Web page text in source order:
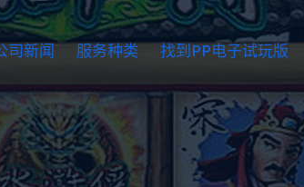
司新闻 服务种类 找到PP电子试玩版